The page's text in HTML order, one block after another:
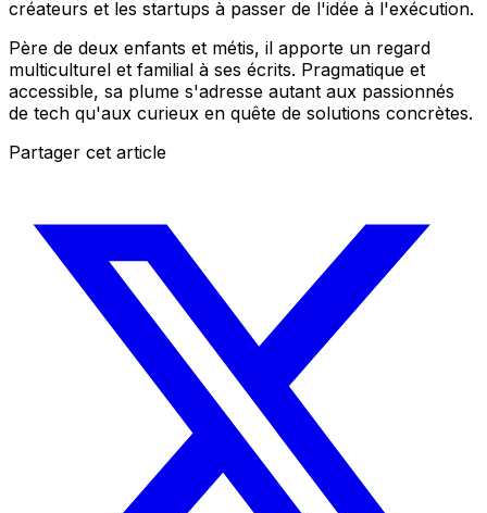
créateurs et les startups à passer de l'idée à l'exécution.
Père de deux enfants et métis, il apporte un regard
multiculturel et familial à ses écrits. Pragmatique et
accessible, sa plume s'adresse autant aux passionnés
de tech qu'aux curieux en quête de solutions concrètes.
Partager cet article